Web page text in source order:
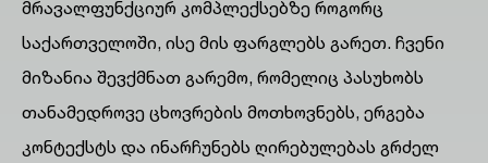
მრავალფუნქციურ კომპლექსებზე როგორც
საქართველოში, ისე მის ფარგლებს გარეთ. ჩვენი
მიზანია შევქმნათ გარემო, რომელიც პასუხობს
თანამედროვე ცხოვრების მოთხოვნებს, ერგება
კონტექსტს და ინარჩუნებს ღირებულებას გრძელ